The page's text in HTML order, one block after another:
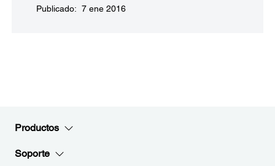
Publicado: 7 ene 2016
Productos
Soporte